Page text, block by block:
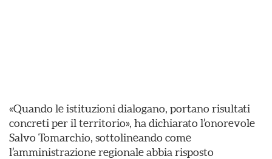
«Quando le istituzioni dialogano, portano risultati
concreti per il territorio», ha dichiarato l’onorevole
Salvo Tomarchio, sottolineando come
l’amministrazione regionale abbia risposto